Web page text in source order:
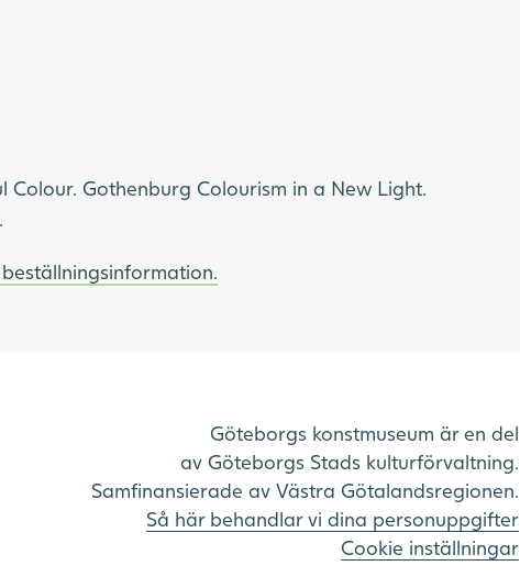
Gothenburg Colourism in a New Light.
Göteborgs konstmuseum är en del
av Göteborgs Stads kulturförvaltning.
Samfinansierade av Västra Götalandsregionen.
Så här behandlar vi dina personuppgifter
Cookie inställningar